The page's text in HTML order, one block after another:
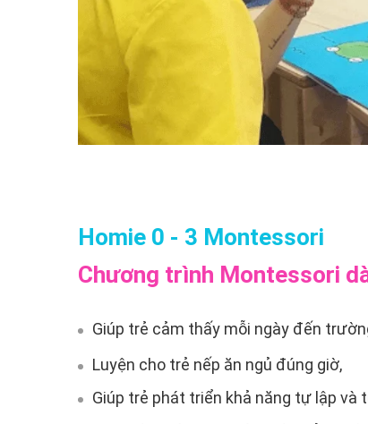
Homie 0 - 3 Montessori
Chương trình Montessori
Giúp trẻ cảm thấy mỗi ngày đến
Luyện cho trẻ nếp ăn ngủ đúng giờ,
Giúp trẻ phát triển khả năng tự lập và